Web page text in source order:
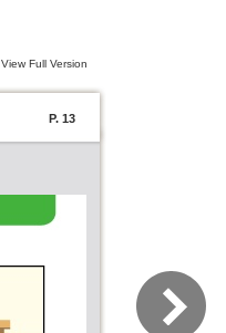
View Full Version
P. 13